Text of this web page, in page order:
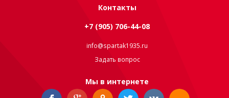
Контакты
+7 (905) 706-44-08
info@spartak1935.ru
Задать вопрос
Мы в интернете